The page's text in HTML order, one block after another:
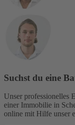
Suchst du eine
Unser professionelles
einer Immobilie in
online mit Hilfe unser